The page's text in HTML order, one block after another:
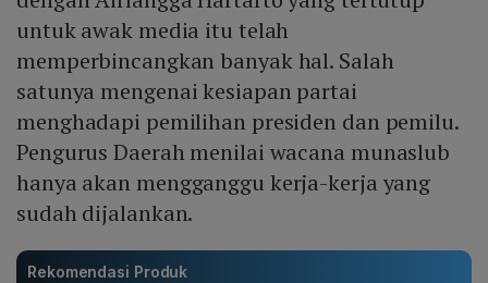
untuk awak media itu telah
memperbincangkan banyak hal. Salah
satunya mengenai kesiapan partai
menghadapi pemilihan presiden dan pemilu.
Pengurus Daerah menilai wacana munaslub
hanya akan mengganggu kerja-kerja yang
sudah dijalankan.
Rekomendasi Produk